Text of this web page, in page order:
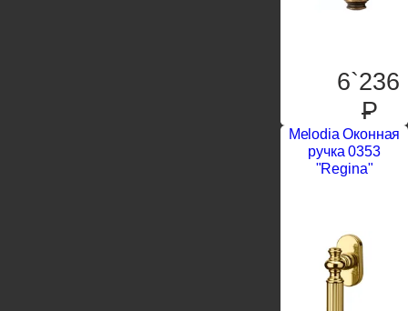
6`236
P
Melodia Оконная
ручка 0353
"Regina"